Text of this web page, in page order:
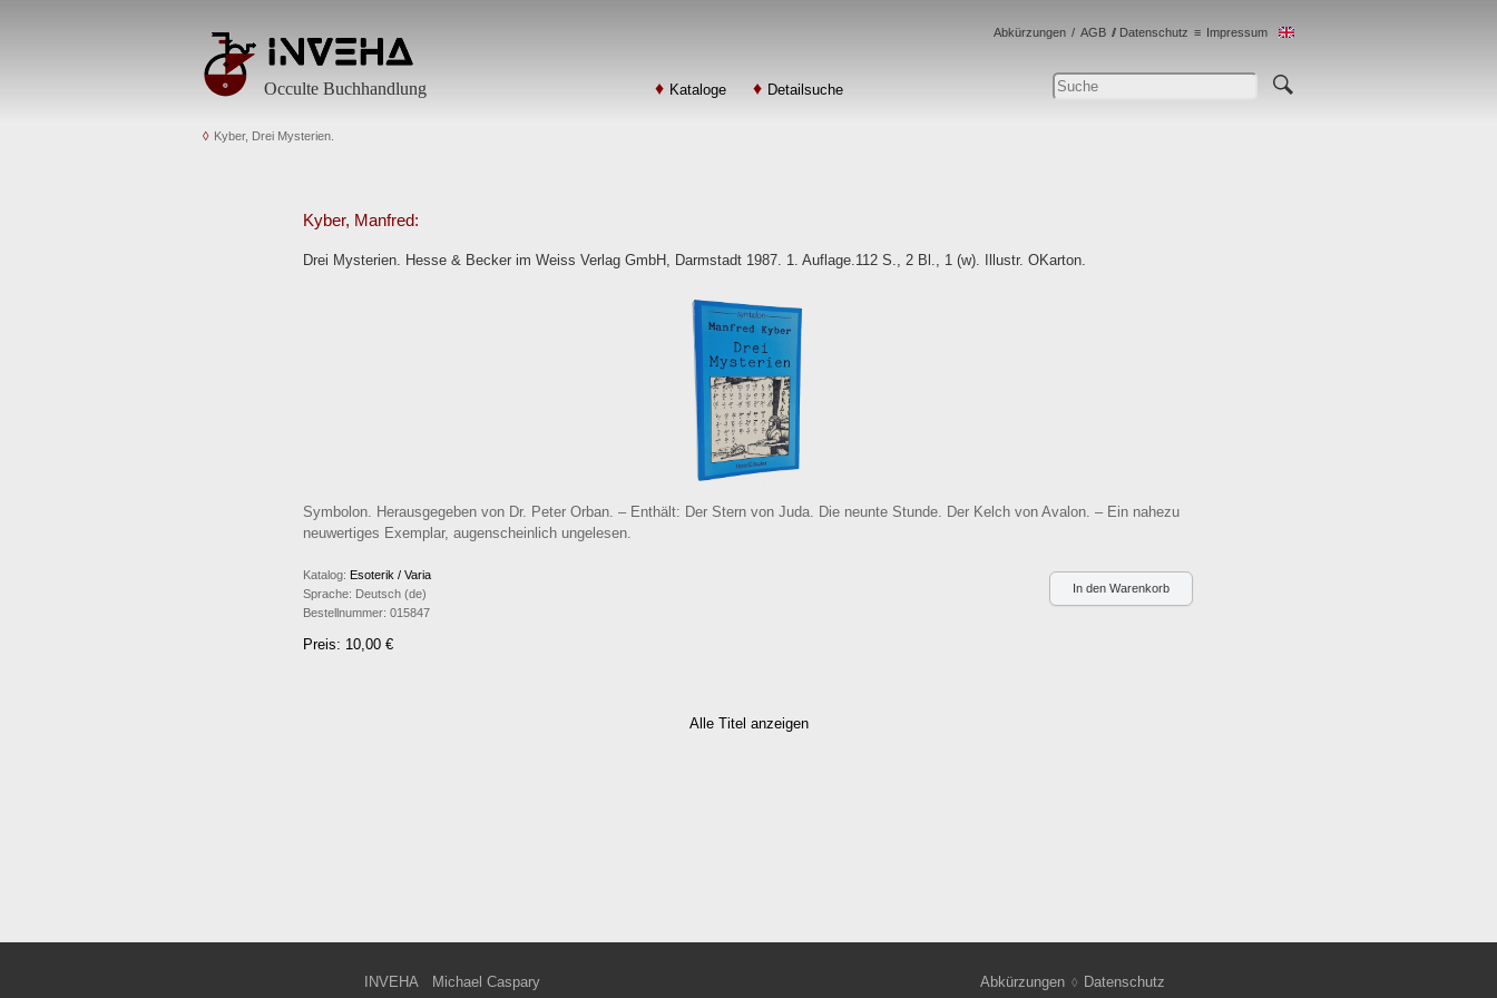
Occulte Buchhandlung Kataloge Detailsuche
Abkürzungen AGB Datenschutz Impressum
Kyber, Drei Mysterien.
Kyber, Manfred:
Drei Mysterien. Hesse & Becker im Weiss Verlag GmbH, Darmstadt 1987. 1. Auflage.112 S., 2 Bl., 1 (w). Illustr. OKarton.
Symbolon. Herausgegeben von Dr. Peter Orban. – Enthält: Der Stern von Juda. Die neunte Stunde. Der Kelch von Avalon. – Ein nahezu
neuwertiges Exemplar, augenscheinlich ungelesen.
Katalog: Esoterik / Varia
Sprache: Deutsch (de)
Bestellnummer: 015847
Preis: 10,00 €
Alle Titel anzeigen
INVEHA
Michael Caspary
Abkürzungen
Datenschutz